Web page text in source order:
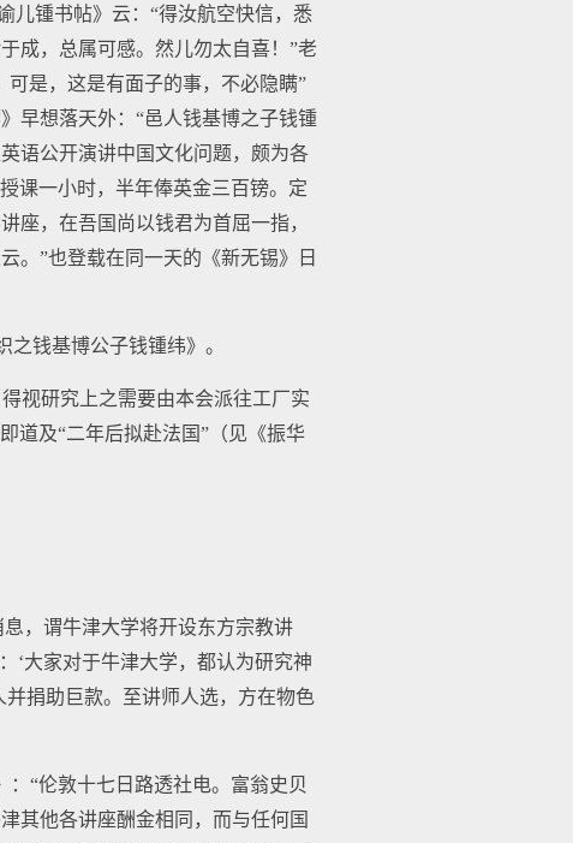
儿锺书帖》云：“得汝航空快信，悉
成，总属可感。然儿勿太自喜！”老
是，这是有面子的事，不必隐瞒”
早想落天外：“邑人钱基博之子钱锺
语公开演讲中国文化问题，颇为各
课一小时，半年俸英金三百镑。定
座，在吾国尚以钱君为首屈一指，
。”也登载在同一天的《新无锡》日
钱基博公子钱锺纬》。
视研究上之需要由本会派往工厂实
道及“二年后拟赴法国”（见《振华
，谓牛津大学将开设东方宗教讲
‘大家对于牛津大学，都认为研究神
捐助巨款。至讲师人选，方在物色
：“伦敦十七日路透社电。富翁史贝
其他各讲座酬金相同，而与任何国